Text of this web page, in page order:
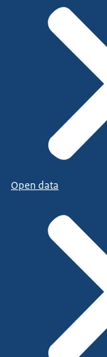
Open data